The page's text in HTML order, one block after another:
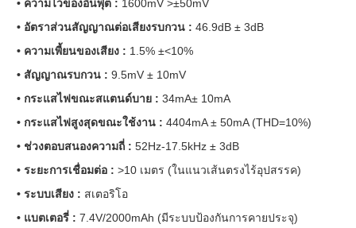
• ความไวของอินพุต : 1600mV >±50mV
• อัตราส่วนสัญญาณต่อเสียงรบกวน : 46.9dB ± 3dB
• ความเพี้ยนของเสียง : 1.5% ±<10%
• สัญญาณรบกวน : 9.5mV ± 10mV
• กระแสไฟขณะสแตนด์บาย : 34mA± 10mA
• กระแสไฟสูงสุดขณะใช้งาน : 4404mA ± 50mA (THD=10%)
• ช่วงตอบสนองความถี่ : 52Hz-17.5kHz ± 3dB
• ระยะการเชื่อมต่อ : >10 เมตร (ในแนวเส้นตรงไร้อุปสรรค)
• ระบบเสียง : สเตอริโอ
• แบตเตอรี่ : 7.4V/2000mAh (มีระบบป้องกันการคายประจุ)